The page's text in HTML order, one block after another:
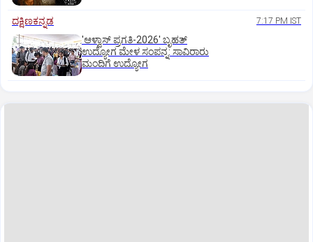
ದಕ್ಷಿಣಕನ್ನಡ 7:17 PM IST
'ಆಳ್ವಾಸ್‌ ಪ್ರಗತಿ-2026' ಬೃಹತ್
ಉದ್ಯೋಗ ಮೇಳ ಸಂಪನ್ನ: ಸಾವಿರಾರು
ಮಂದಿಗೆ ಉದ್ಯೋಗ